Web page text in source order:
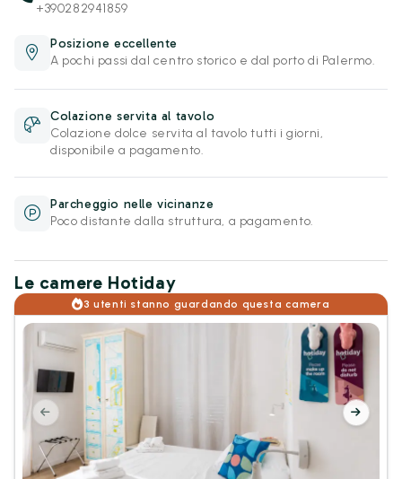
+390282941859
Posizione eccellente
A pochi passi dal centro storico e dal porto di Palermo.
Colazione servita al tavolo
Colazione dolce servita al tavolo tutti i giorni,
disponibile a pagamento.
Parcheggio nelle vicinanze
Poco distante dalla struttura, a pagamento.
Le camere Hotiday
3 utenti stanno guardando questa camera